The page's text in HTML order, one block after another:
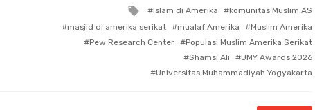
Tagged
with
Islam di Amerika
komunitas Muslim AS
masjid di amerika serikat
mualaf Amerika
Muslim Amerika
Pew Research Center
Populasi Muslim Amerika Serikat
Shamsi Ali
UMY Awards 2026
Universitas Muhammadiyah Yogyakarta